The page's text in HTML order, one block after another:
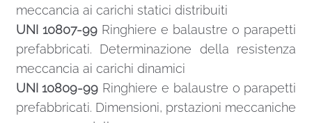
meccancia ai carichi statici distribuiti
UNI 10807-99Ringhiere e balaustre o parapetti
prefabbricati. Determinazione della resistenza
meccancia ai carichi dinamici
UNI 10809-99 Ringhiere e balaustre o parapetti
prefabbricati. Dimensioni, prstazioni meccaniche